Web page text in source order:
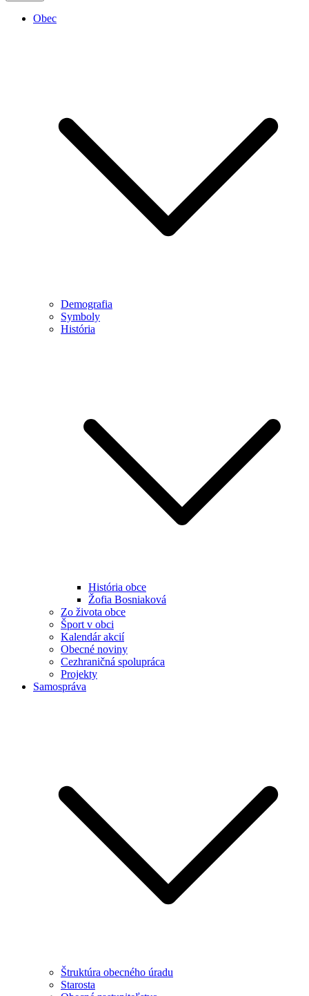
Obec
Demografia
Symboly
História
História obce
Žofia Bosniaková
Zo života obce
Šport v obci
Kalendár akcií
Obecné noviny
Cezhraničná spolupráca
Projekty
Samospráva
Štruktúra obecného úradu
Starosta